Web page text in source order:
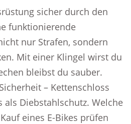
sicher durch den
funktionierende
nur Strafen, sondern
Mit einer Klingel wirst du
bleibst du sauber.
– Kettenschloss
als Diebstahlschutz. Welche
eines E-Bikes prüfen